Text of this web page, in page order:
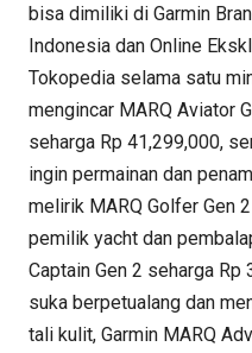
bisa dimiliki di Garmin
Indonesia dan Online
Tokopedia selama satu
mengincar MARQ Aviator
seharga Rp 41,299,000,
ingin permainan dan
melirik MARQ Golfer Gen
pemilik yacht dan
Captain Gen 2 seharga Rp
suka berpetualang dan
tali kulit, Garmin MARQ